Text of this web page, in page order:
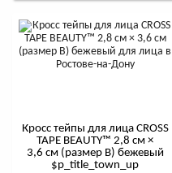
Кросс тейпы для лица CROSS
TAPE BEAUTY™ 2,8 см ×
3,6 см (размер B) бежевый
$р_title_town_up